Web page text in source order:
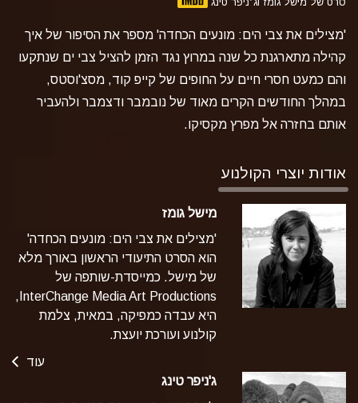
'מצילים את צבי הים: מונעים הכחדה' מספר את הסיפור של איך
קהילה מתארגנת כל שנה במרוץ נגד הזמן להציל צבי ים שנתקעו
והם כמעט חסרי חיים על החופים של קייפ קוד, מסצ'וסטס,
במהלך החודשים הקרים מאוד של נובמבר ודצמבר ולהעביר
אותם בחזרה אל מפרץ מקסיקו.
אודות יוצרי הקולנוע
מישל גומז
'מצילים את צבי הים: מונעים הכחדה'
הוא הסרט התיעודי הראשון באורך מלא
של מישל. כמייסדת-שותפה של
InterChange Media Art Productions,
היא עבדה כמפיקה, במאית, צלמת
קולנוע ועורכת יועצת.
עוד
ג'ניפר טינג